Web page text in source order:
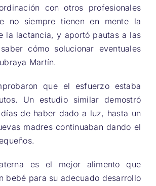
con otros profesionales
no siempre tienen en mente la
la lactancia, y aportó pautas a las
cómo solucionar eventuales
Martín.
que el esfuerzo estaba
Un estudio similar demostró
días de haber dado a luz, hasta un
madres continuaban dando el
es el mejor alimento que
bebé para su adecuado desarrollo